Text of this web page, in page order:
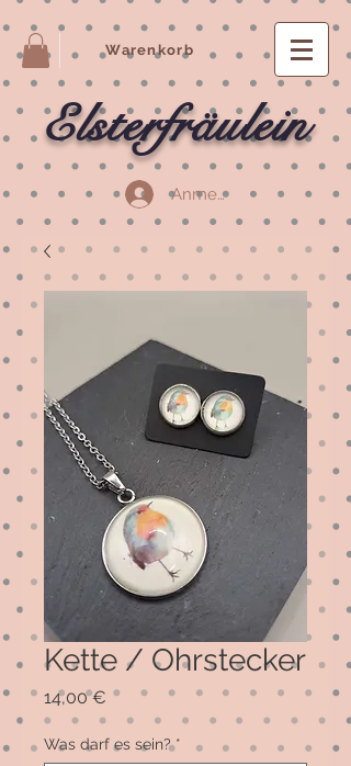
Warenkorb
Elsterfräulein
Anmelden
Kette / Ohrstecker
14,00 € Preis
Was darf es sein? *